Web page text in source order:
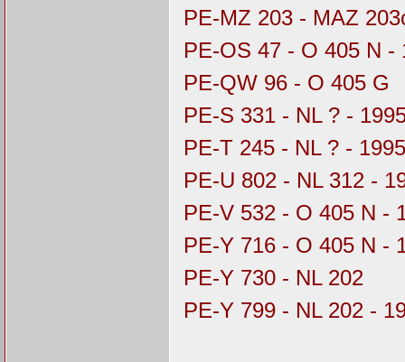
PE-MZ 203 - MAZ
PE-OS 47 - O 405 N -
PE-QW 96 - O 405 G
PE-S 331 - NL ? -
PE-T 245 - NL ? - 1995
PE-U 802 - NL 312 -
PE-V 532 - O 405 N -
PE-Y 716 - O 405 N -
PE-Y 730 - NL 202
PE-Y 799 - NL 202 -